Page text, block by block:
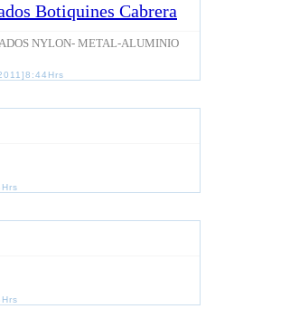
Botiquines Cabrera
NYLON- METAL-ALUMINIO